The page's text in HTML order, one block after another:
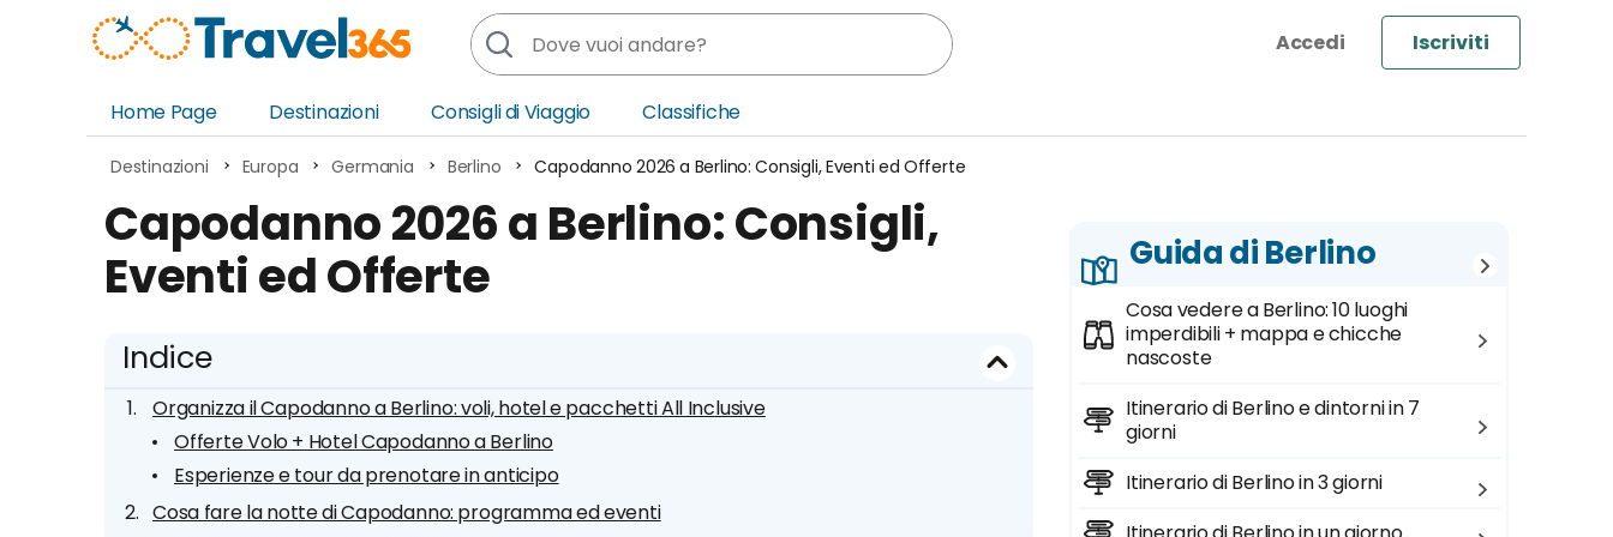
Iscriviti
Home Page
Destinazioni
Oceania
Nord America
America Centrale
Sud America
Medio Oriente
Consigli di Viaggio Classifiche
Destinazioni Europa Germania Berlino Capodanno 2026 a Berlino: Consigli, Eventi ed Offerte
Capodanno 2026 a Berlino: Consigli,
Eventi ed Offerte
Indice
Organizza il Capodanno a Berlino: voli, hotel e pacchetti All Inclusive
Offerte Volo + Hotel Capodanno a Berlino
Esperienze e tour da prenotare in anticipo
Cosa fare la notte di Capodanno: programma ed eventi
Guida di Berlino
Cosa vedere a Berlino: 10 luoghi
imperdibili + mappa e chicche
nascoste
Itinerario di Berlino e dintorni in 7
giorni
Itinerario di Berlino in 3 giorni